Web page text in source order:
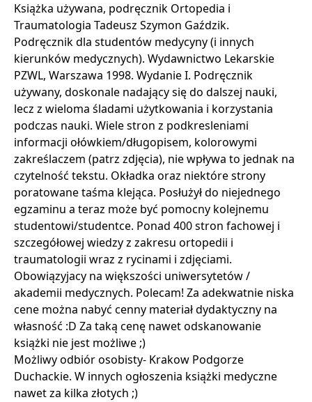
Książka używana, podręcznik Ortopedia i
Traumatologia Tadeusz Szymon Gaździk.
Podręcznik dla studentów medycyny (i innych
kierunków medycznych). Wydawnictwo Lekarskie
PZWL, Warszawa 1998. Wydanie I. Podręcznik
używany, doskonale nadający się do dalszej nauki,
lecz z wieloma śladami użytkowania i korzystania
podczas nauki. Wiele stron z podkresleniami
informacji ołówkiem/długopisem, kolorowymi
zakreślaczem (patrz zdjęcia), nie wpływa to jednak na
czytelność tekstu. Okładka oraz niektóre strony
poratowane taśma klejąca. Posłużył do niejednego
egzaminu a teraz może być pomocny kolejnemu
studentowi/studentce. Ponad 400 stron fachowej i
szczegółowej wiedzy z zakresu ortopedii i
traumatologii wraz z rycinami i zdjęciami.
Obowiązyjacy na większości uniwersytetów /
akademii medycznych. Polecam! Za adekwatnie niska
cene można nabyć cenny materiał dydaktyczny na
własność :D Za taką cenę nawet odskanowanie
książki nie jest możliwe ;)
Możliwy odbiór osobisty- Krakow Podgorze
Duchackie. W innych ogłoszenia książki medyczne
nawet za kilka złotych ;)